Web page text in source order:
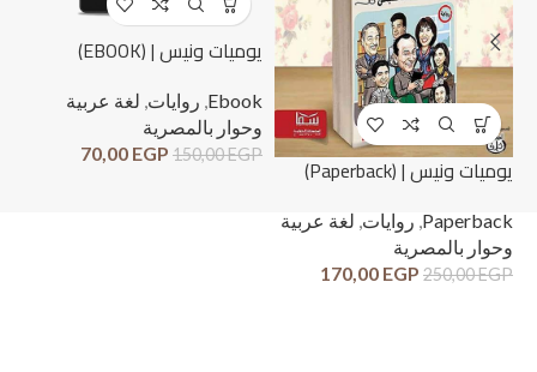
يوميات ونيس | (Paperback)
Paperback
, روايات, لغة عربية
وحوار بالمصرية
250,00EGP
170,00 EGP
يوميات ونيس | (EBOOK)
Ebook
, روايات, لغة عربية
وحوار بالمصرية
150,00EGP
70,00 EGP